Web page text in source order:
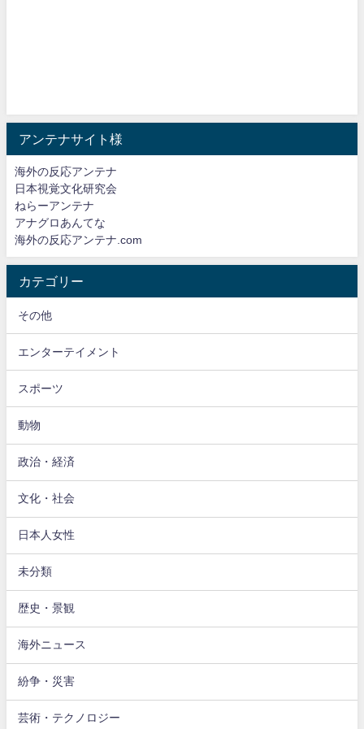
アンテナサイト様
海外の反応アンテナ
日本視覚文化研究会
ねらーアンテナ
アナグロあんてな
海外の反応アンテナ.com
カテゴリー
その他
エンターテイメント
スポーツ
動物
政治・経済
文化・社会
日本人女性
未分類
歴史・景観
海外ニュース
紛争・災害
芸術・テクノロジー